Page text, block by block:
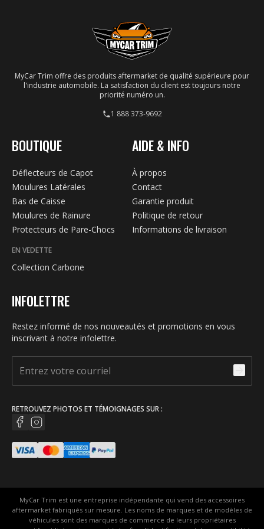
MyCar Trim offre des produits aftermarket de qualité supérieure pour
l'industrie automobile. La satisfaction du client est toujours notre
priorité numéro un.
1 888 373-9692
BOUTIQUE
Déflecteurs de Capot
Moulures Latérales
Bas de Caisse
Moulures de Rainure
Protecteurs de Pare-Chocs
EN VEDETTE
Collection Carbone
AIDE & INFO
À propos
Contact
Garantie produit
Politique de retour
Informations de livraison
INFOLETTRE
Restez informé de nos nouveautés et promotions en vous
inscrivant à notre infolettre.
RETROUVEZ PHOTOS ET TÉMOIGNAGES SUR :
MyCar Trim est une entreprise indépendante qui vend des accessoires
aftermarket fabriqués sur mesure. Les noms de marques et de modèles de
véhicules sont des marques de commerce de leurs propriétaires